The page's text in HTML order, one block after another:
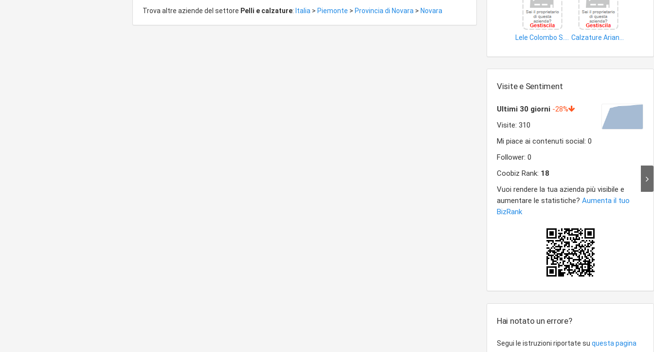
Trova altre aziende del settore Pelli e calzature: Italia > Piemonte > Provincia di Novara > Novara
Lele Colombo S.n.c. di Zanetta Gianfranco e Ambrosoli Augusta & C
Calzature Arianna di Loris Autelitano
Visite e Sentiment
Hai notato un errore?
Segui le istruzioni riportate su questa pagina